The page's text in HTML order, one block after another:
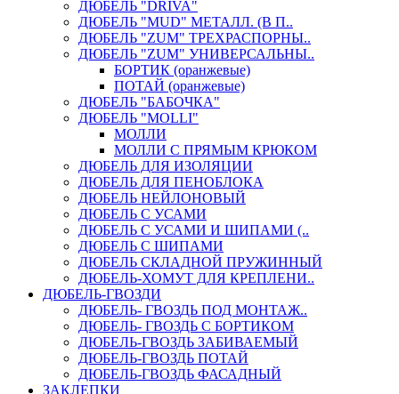
ДЮБЕЛЬ "DRIVA"
ДЮБЕЛЬ "MUD" МЕТАЛЛ. (В П..
ДЮБЕЛЬ "ZUM" ТРЕХРАСПОРНЫ..
ДЮБЕЛЬ "ZUM" УНИВЕРСАЛЬНЫ..
БОРТИК (оранжевые)
ПОТАЙ (оранжевые)
ДЮБЕЛЬ "БАБОЧКА"
ДЮБЕЛЬ "МOLLI"
МОЛЛИ
МОЛЛИ С ПРЯМЫМ КРЮКОМ
ДЮБЕЛЬ ДЛЯ ИЗОЛЯЦИИ
ДЮБЕЛЬ ДЛЯ ПЕНОБЛОКА
ДЮБЕЛЬ НЕЙЛОНОВЫЙ
ДЮБЕЛЬ С УСАМИ
ДЮБЕЛЬ С УСАМИ И ШИПАМИ (..
ДЮБЕЛЬ С ШИПАМИ
ДЮБЕЛЬ СКЛАДНОЙ ПРУЖИННЫЙ
ДЮБЕЛЬ-ХОМУТ ДЛЯ КРЕПЛЕНИ..
ДЮБЕЛЬ-ГВОЗДИ
ДЮБЕЛЬ- ГВОЗДЬ ПОД МОНТАЖ..
ДЮБЕЛЬ- ГВОЗДЬ С БОРТИКОМ
ДЮБЕЛЬ-ГВОЗДЬ ЗАБИВАЕМЫЙ
ДЮБЕЛЬ-ГВОЗДЬ ПОТАЙ
ДЮБЕЛЬ-ГВОЗДЬ ФАСАДНЫЙ
ЗАКЛЕПКИ